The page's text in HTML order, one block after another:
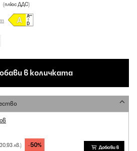
(плюс ДДС)
в количката
лв.) -50%
Добави в